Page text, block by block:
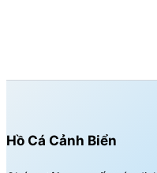
Hồ Cá Cảnh Biển